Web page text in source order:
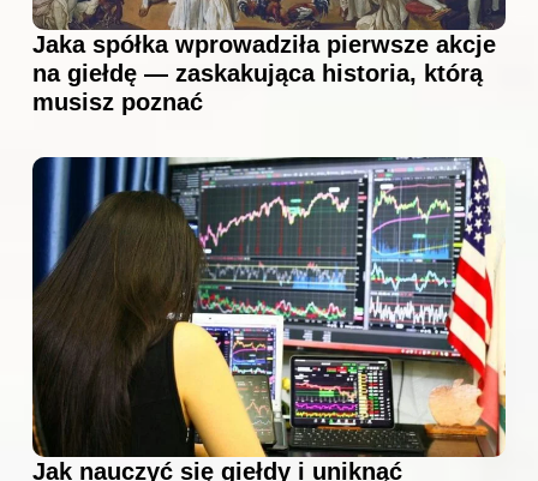
Jaka spółka wprowadziła pierwsze akcje
na giełdę — zaskakująca historia, którą
musisz poznać
Jak nauczyć się giełdy i uniknąć